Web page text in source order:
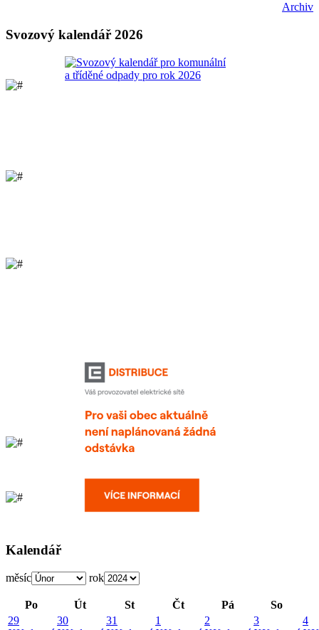
Archiv
Svozový kalendář 2026
Kalendář
měsíc rok
Po Út St Čt Pá
So
29
30
31
1
2
3
4